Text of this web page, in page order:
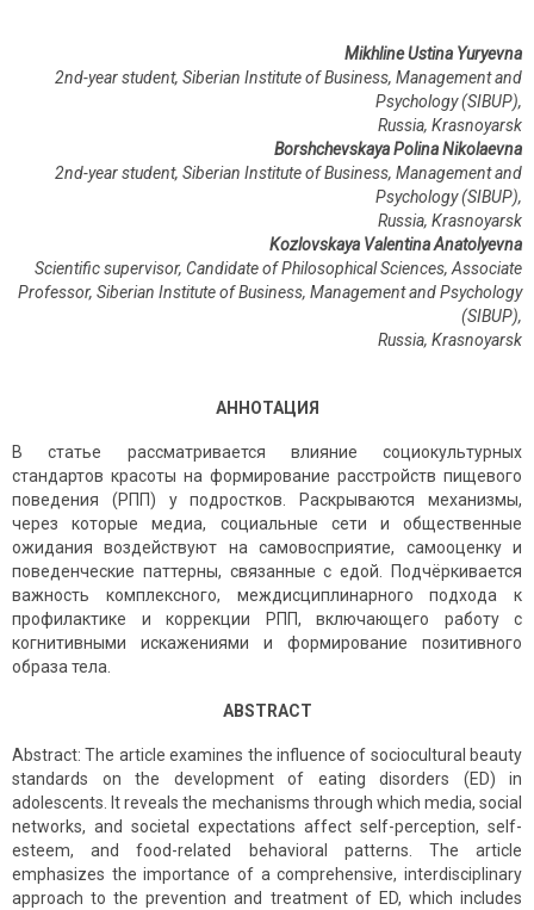
Mikhline Ustina Yuryevna
2nd-year student, Siberian Institute of Business, Management and
Psychology (SIBUP),
Russia, Krasnoyarsk
Borshchevskaya Polina Nikolaevna
2nd-year student, Siberian Institute of Business, Management and
Psychology (SIBUP),
Russia, Krasnoyarsk
Kozlovskaya Valentina Anatolyevna
Scientific supervisor, Candidate of Philosophical Sciences, Associate
Professor, Siberian Institute of Business, Management and Psychology
(SIBUP),
Russia, Krasnoyarsk
АННОТАЦИЯ
В статье рассматривается влияние социокультурных
стандартов красоты на формирование расстройств пищевого
поведения (РПП) у подростков. Раскрываются механизмы,
через которые медиа, социальные сети и общественные
ожидания воздействуют на самовосприятие, самооценку и
поведенческие паттерны, связанные с едой. Подчёркивается
важность комплексного, междисциплинарного подхода к
профилактике и коррекции РПП, включающего работу с
когнитивными искажениями и формирование позитивного
образа тела.
ABSTRACT
Abstract: The article examines the influence of sociocultural beauty
standards on the development of eating disorders (ED) in
adolescents. It reveals the mechanisms through which media, social
networks, and societal expectations affect self-perception, self-
esteem, and food-related behavioral patterns. The article
emphasizes the importance of a comprehensive, interdisciplinary
approach to the prevention and treatment of ED, which includes